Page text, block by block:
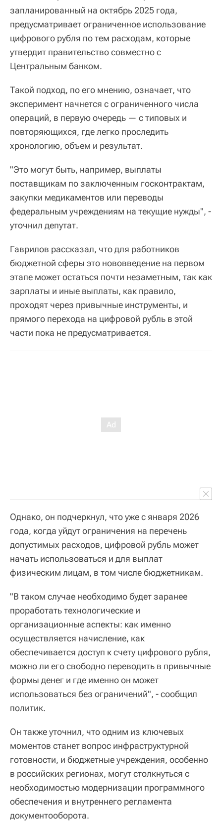
запланированный на октябрь 2025 года,
предусматривает ограниченное использование
цифрового рубля по тем расходам, которые
утвердит правительство совместно с
Центральным банком.
Такой подход, по его мнению, означает, что
эксперимент начнется с ограниченного числа
операций, в первую очередь — с типовых и
повторяющихся, где легко проследить
хронологию, объем и результат.
"Это могут быть, например, выплаты
поставщикам по заключенным госконтрактам,
закупки медикаментов или переводы
федеральным учреждениям на текущие нужды", -
уточнил депутат.
Гаврилов рассказал, что для работников
бюджетной сферы это нововведение на первом
этапе может остаться почти незаметным, так как
зарплаты и иные выплаты, как правило,
проходят через привычные инструменты, и
прямого перехода на цифровой рубль в этой
части пока не предусматривается.
Однако, он подчеркнул, что уже с января 2026
года, когда уйдут ограничения на перечень
допустимых расходов, цифровой рубль может
начать использоваться и для выплат
физическим лицам, в том числе бюджетникам.
"В таком случае необходимо будет заранее
проработать технологические и
организационные аспекты: как именно
осуществляется начисление, как
обеспечивается доступ к счету цифрового рубля,
можно ли его свободно переводить в привычные
формы денег и где именно он может
использоваться без ограничений", - сообщил
политик.
Он также уточнил, что одним из ключевых
моментов станет вопрос инфраструктурной
готовности, и бюджетные учреждения, особенно
в российских регионах, могут столкнуться с
необходимостью модернизации программного
обеспечения и внутреннего регламента
документооборота.